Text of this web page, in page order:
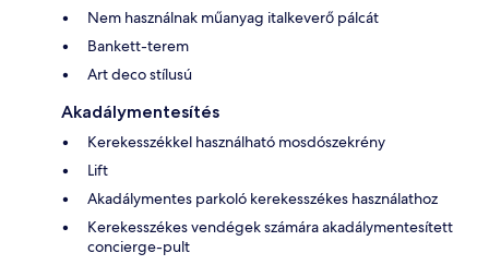
Nem használnak műanyag italkeverő pálcát
Bankett-terem
Art deco stílusú
Akadálymentesítés
Kerekesszékkel használható mosdószekrény
Lift
Akadálymentes parkoló kerekesszékes használathoz
Kerekesszékes vendégek számára akadálymentesített
concierge-pult